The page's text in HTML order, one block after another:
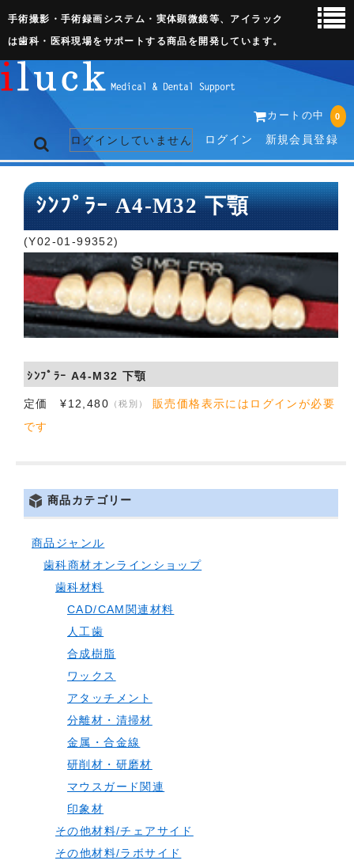
手術撮影・手術録画システム・実体顕微鏡等、アイラック
は歯科・医科現場をサポートする商品を開発しています。
カートの中 0
ログインしていません ログイン 新規会員登録
トップページ
歯科関連機器
術野撮影キット
3D実体顕微鏡
会社概要
お問い合わせ
ｼﾝﾌﾟﾗｰ A4-M32 下顎
(Y02-01-99352)
ｼﾝﾌﾟﾗｰ A4-M32 下顎
定価 ¥12,480 （税別）
販売価格表示にはログインが必要
です
商品カテゴリー
商品ジャンル
歯科商材オンラインショップ
歯科材料
CAD/CAM関連材料
人工歯
合成樹脂
ワックス
アタッチメント
分離材・清掃材
金属・合金線
研削材・研磨材
マウスガード関連
印象材
その他材料/チェアサイド
その他材料/ラボサイド